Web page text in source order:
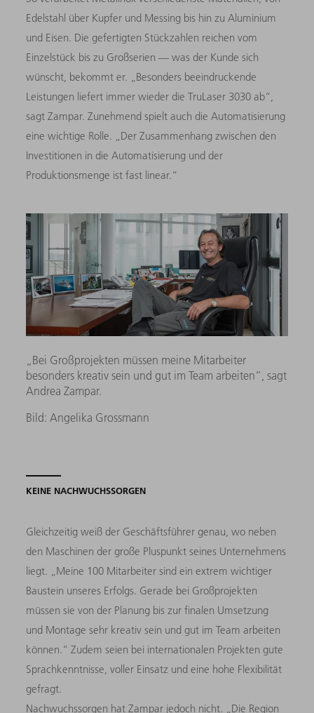
Edelstahl über Kupfer und Messing bis hin zu Aluminium
und Eisen. Die gefertigten Stückzahlen reichen vom
Einzelstück bis zu Großserien — was der Kunde sich
wünscht, bekommt er. „Besonders beeindruckende
Leistungen liefert immer wieder die TruLaser 3030 ab“,
sagt Zampar. Zunehmend spielt auch die Automatisierung
eine wichtige Rolle. „Der Zusammenhang zwischen den
Investitionen in die Automatisierung und der
Produktionsmenge ist fast linear.“
„Bei Großprojekten müssen meine Mitarbeiter
besonders kreativ sein und gut im Team arbeiten“, sagt
Andrea Zampar.
Bild: Angelika Grossmann
KEINE NACHWUCHSSORGEN
Gleichzeitig weiß der Geschäftsführer genau, wo neben
den Maschinen der große Pluspunkt seines Unternehmens
liegt. „Meine 100 Mitarbeiter sind ein extrem wichtiger
Baustein unseres Erfolgs. Gerade bei Großprojekten
müssen sie von der Planung bis zur finalen Umsetzung
und Montage sehr kreativ sein und gut im Team arbeiten
können.“ Zudem seien bei internationalen Projekten gute
Sprachkenntnisse, voller Einsatz und eine hohe Flexibilität
gefragt.
Nachwuchssorgen hat Zampar jedoch nicht. „Die Region